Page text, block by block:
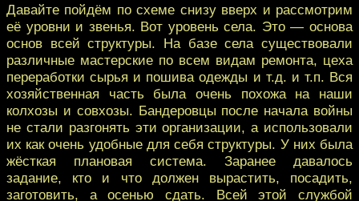
Давайте пойдём по схеме снизу вверх и рассмотрим
её уровни и звенья. Вот уровень села. Это — основа
основ всей структуры. На базе села существовали
различные мастерские по всем видам ремонта, цеха
переработки сырья и пошива одежды и т.д. и т.п. Вся
хозяйственная часть была очень похожа на наши
колхозы и совхозы. Бандеровцы после начала войны
не стали разгонять эти организации, а использовали
их как очень удобные для себя структуры. У них была
жёсткая плановая система. Заранее давалось
задание, кто и что должен вырастить, посадить,
заготовить, а осенью сдать. Всей этой службой